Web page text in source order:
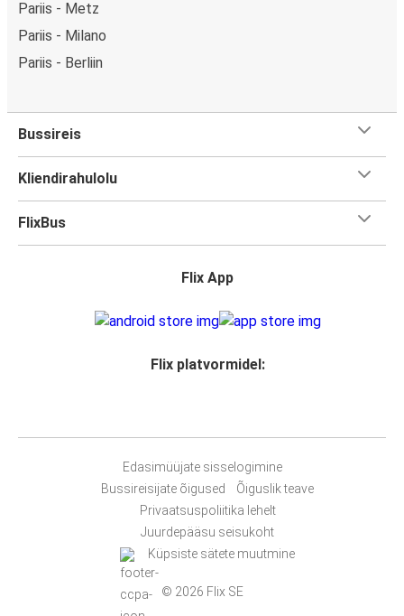
Pariis - Metz
Pariis - Milano
Pariis - Berliin
Bussireis
Kliendirahulolu
FlixBus
Flix App
Flix platvormidel:
Edasimüüjate sisselogimine
Bussireisijate õigused
Õiguslik teave
Privaatsuspoliitika lehelt
Juurdepääsu seisukoht
Küpsiste sätete muutmine
© 2026 Flix SE